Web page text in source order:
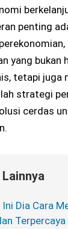
penting
yang bukan
tetapi juga
strategi
cerdas
Ini Dia Cara
Terpercaya